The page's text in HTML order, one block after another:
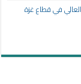
في قطاع غزة